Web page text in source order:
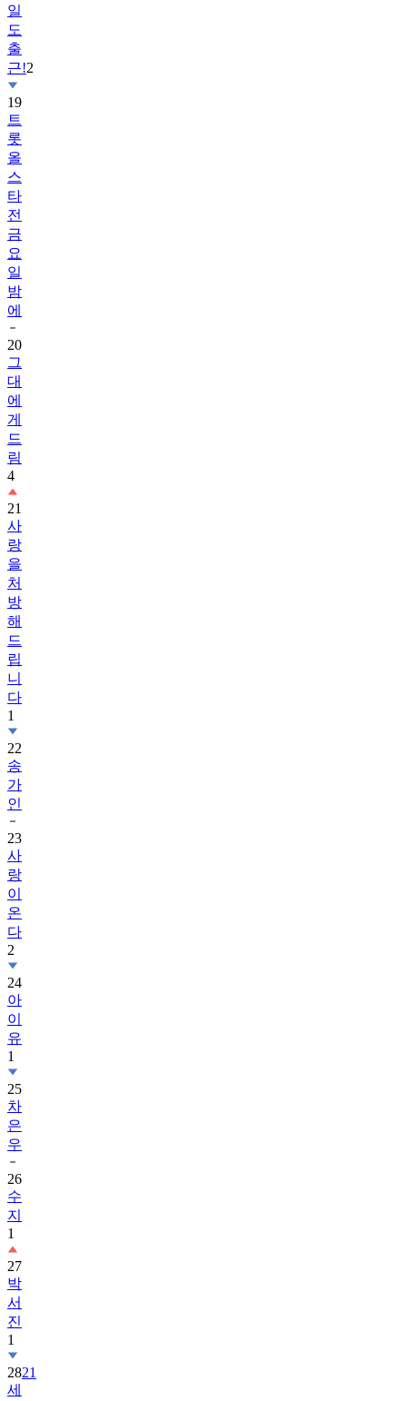
일
도
출
근!2
19
트
롯
올
스
타
전
금
요
일
밤
에
20
그
대
에
게
드
림
4
21
사
랑
을
처
방
해
드
립
니
다
1
22
송
가
인
23
사
랑
이
온
다
2
24
아
이
유
1
25
차
은
우
26
수
지
1
27
박
서
진
1
2821
세